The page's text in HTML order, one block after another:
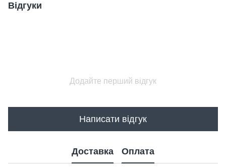
Відгуки
Додайте перший відгук
Написати відгук
Доставка Оплата